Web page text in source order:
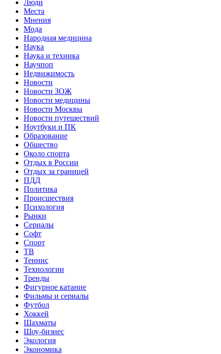
Люди
Места
Мнения
Мода
Народная медицина
Наука
Наука и техника
Научпоп
Недвижимость
Новости
Новости ЗОЖ
Новости медицины
Новости Москвы
Новости путешествий
Ноутбуки и ПК
Образование
Общество
Около спорта
Отдых в России
Отдых за границей
ПДД
Политика
Происшествия
Психология
Рынки
Сериалы
Софт
Спорт
ТВ
Теннис
Технологии
Тренды
Фигурное катание
Фильмы и сериалы
Футбол
Хоккей
Шахматы
Шоу-бизнес
Экология
Экономика